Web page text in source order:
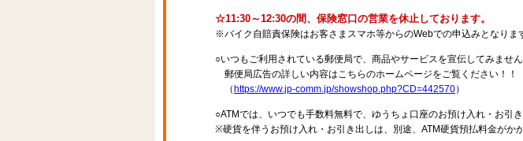
☆11:30～12:30の間、保険窓口の営業を休止しております。
※バイク自賠責保険はお客さまスマホ等からのWebでの申込みとなりま
○いつもご利用されている郵便局で、商品やサービスを宣伝してみません
郵便局広告の詳しい内容はこちらのホームページをご覧ください！！
（ https://www.jp-comm.jp/showshop.php?CD=442570）
○ATMでは、いつでも手数料無料で、ゆうちょ口座のお預け入れ・お引
※硬貨を伴うお預け入れ・お引き出しは、別途、ATM硬貨預払料金がかか